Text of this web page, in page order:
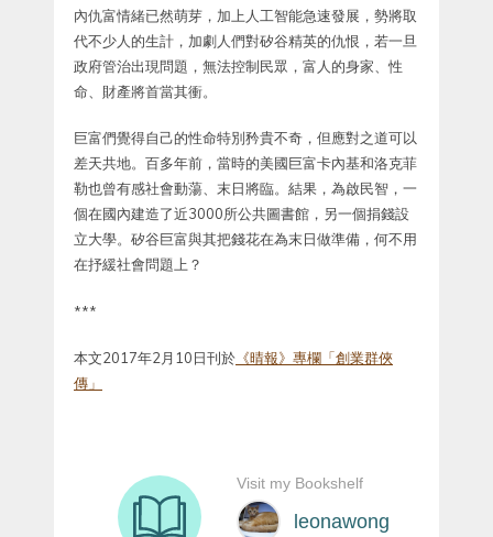
內仇富情緒已然萌芽，加上人工智能急速發展，勢將取
代不少人的生計，加劇人們對矽谷精英的仇恨，若一旦
政府管治出現問題，無法控制民眾，富人的身家、性
命、財產將首當其衝。
巨富們覺得自己的性命特別矜貴不奇，但應對之道可以
差天共地。百多年前，當時的美國巨富卡內基和洛克菲
勒也曾有感社會動蕩、末日將臨。結果，為啟民智，一
個在國內建造了近3000所公共圖書館，另一個捐錢設
立大學。矽谷巨富與其把錢花在為末日做準備，何不用
在抒緩社會問題上？
***
本文2017年2月10日刊於 《晴報》專欄「創業群俠
傳」